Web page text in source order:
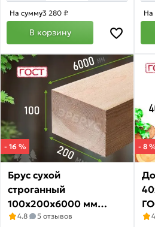
На сумму3 280 ₽
В корзину
На
- 16 %
Брус сухой
строганный
100х200х6000 мм
ГОСТ
4.8 5 отзывов
- 8